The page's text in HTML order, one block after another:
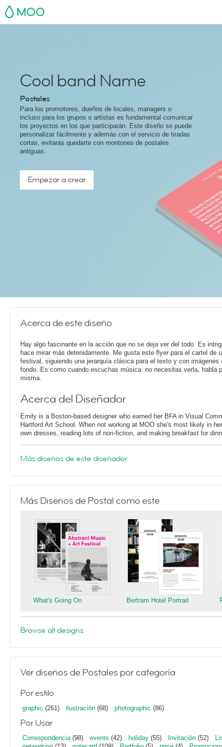
MOO
Cool band Name
Postales
Para los promotores, dueños de locales, managers o
incluso para los grupos o artistas es fundamental comunicar
los proyectos en los que participarán. Este diseño se puede
personalizar fácilmente y además con el servicio de tiradas
cortas, evitarás quedarte con montones de postales
antiguas.
Empezar a crear
Acerca de este diseño
Hay algo fascinante en la acción que no se deja ver del todo. Es
hace mirar más detenidamente. Me gusta este flyer para el cartel de
festival, siguiendo una jerarquía clásica para el texto y con imágenes
fondo. Es como cuando escuchas música: no necesitas verla, habla
misma.
Acerca del Diseñador
Emily is a Boston-based designer who earned her BFA in Visual
Hartford Art School. When not working at MOO she's most likely in
own dresses, reading lots of non-fiction, and making breakfast for
Más diseños de este diseñador
Más Diseños de Postal como este
What's Going On Bertram Hotel Portrait
Browse all designs
Ver diseños de Postales por categoría
Por estilo
graphic (261) ilustración (68) photographic (86)
Por Usar
Correspondencia(98) events (42) holiday (55) Invitación (52)